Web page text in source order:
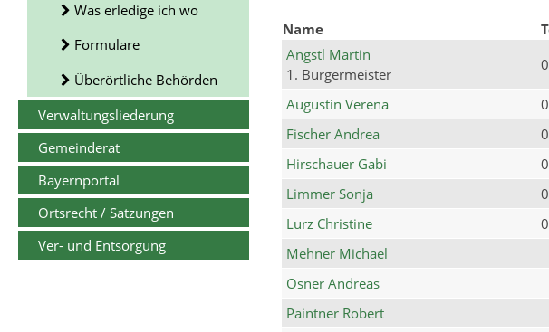
Was erledige ich wo
Formulare
Überörtliche Behörden
Verwaltungsliederung
Gemeinderat
Bayernportal
Ortsrecht / Satzungen
Ver- und Entsorgung
Name
Angstl Martin
1. Bürgermeister
Augustin Verena
Fischer Andrea
Hirschauer Gabi
Limmer Sonja
Lurz Christine
Mehner Michael
Osner Andreas
Paintner Robert